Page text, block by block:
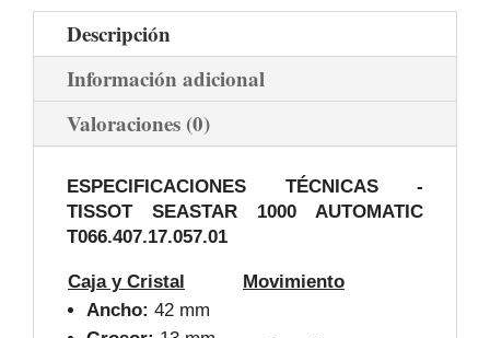
Descripción
Información adicional
Valoraciones (0)
ESPECIFICACIONES TÉCNICAS -
TISSOT SEASTAR 1000 AUTOMATIC
T066.407.17.057.01
Caja y Cristal
Movimiento
Ancho: 42 mm